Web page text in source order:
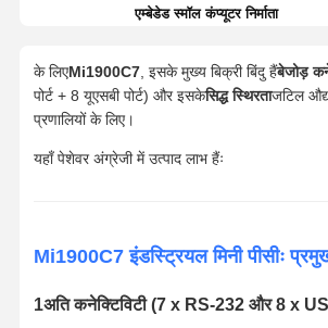
एम्बेडेड स्मॉल कंप्यूटर निर्माता
के लिएMi1900C7, इसके मुख्य बिक्री बिंदु हैंबेजोड़
पोर्ट + 8 यूएसबी पोर्ट) और इसकेसिद्ध स्थिरताजटिल
प्रणालियों के लिए।
यहाँ पेशेवर अंग्रेजी में उत्पाद लाभ हैंः
Mi1900C7 इंडस्ट्रियल मिनी पीसीः
1अति कनेक्टिविटी (7 x RS-232 और 8 x